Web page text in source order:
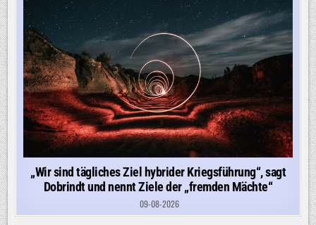
„Wir sind tägliches Ziel hybrider Kriegsführung“, sagt
Dobrindt und nennt Ziele der „fremden Mächte“
09-08-2026